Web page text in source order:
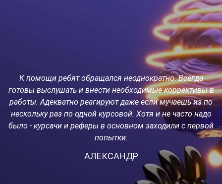
К помощи ребят обращался неоднократно. Всегда
готовы выслушать и внести необходимые коррективы в
работы. Адекватно реагируют даже если мучаешь из по
нескольку раз по одной курсовой. Хотя и не часто надо
было - курсачи и реферы в основном заходили с первой
попытки.
АЛЕКСАНДР